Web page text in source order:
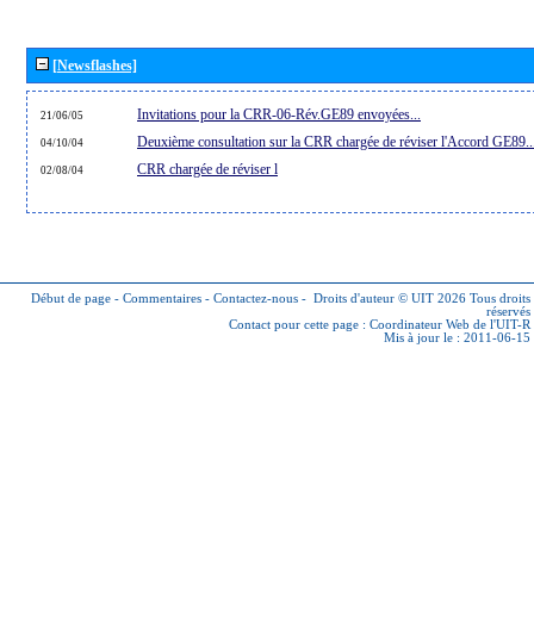
[Newsflashes]
21/06/05 Invitations pour la CRR-06-Rév.GE89 envoyées...
04/10/04 Deuxième consultation sur la CRR chargée de réviser l'Accord
02/08/04 CRR chargée de réviser l
Début de page - Commentaires - Contactez-nous - Droits d'auteur © UIT 2026 Tous droits
réservés
Contact pour cette page : Coordinateur Web de l'UIT-R
Mis à jour le : 2011-06-15